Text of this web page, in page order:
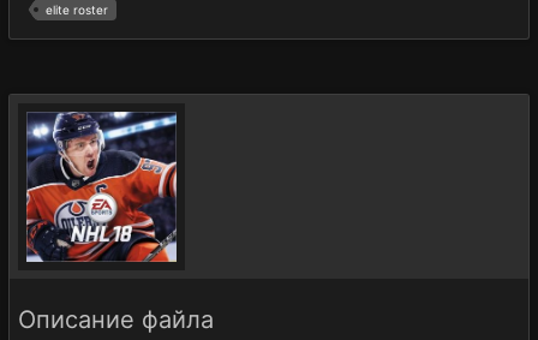
elite roster
Описание файла